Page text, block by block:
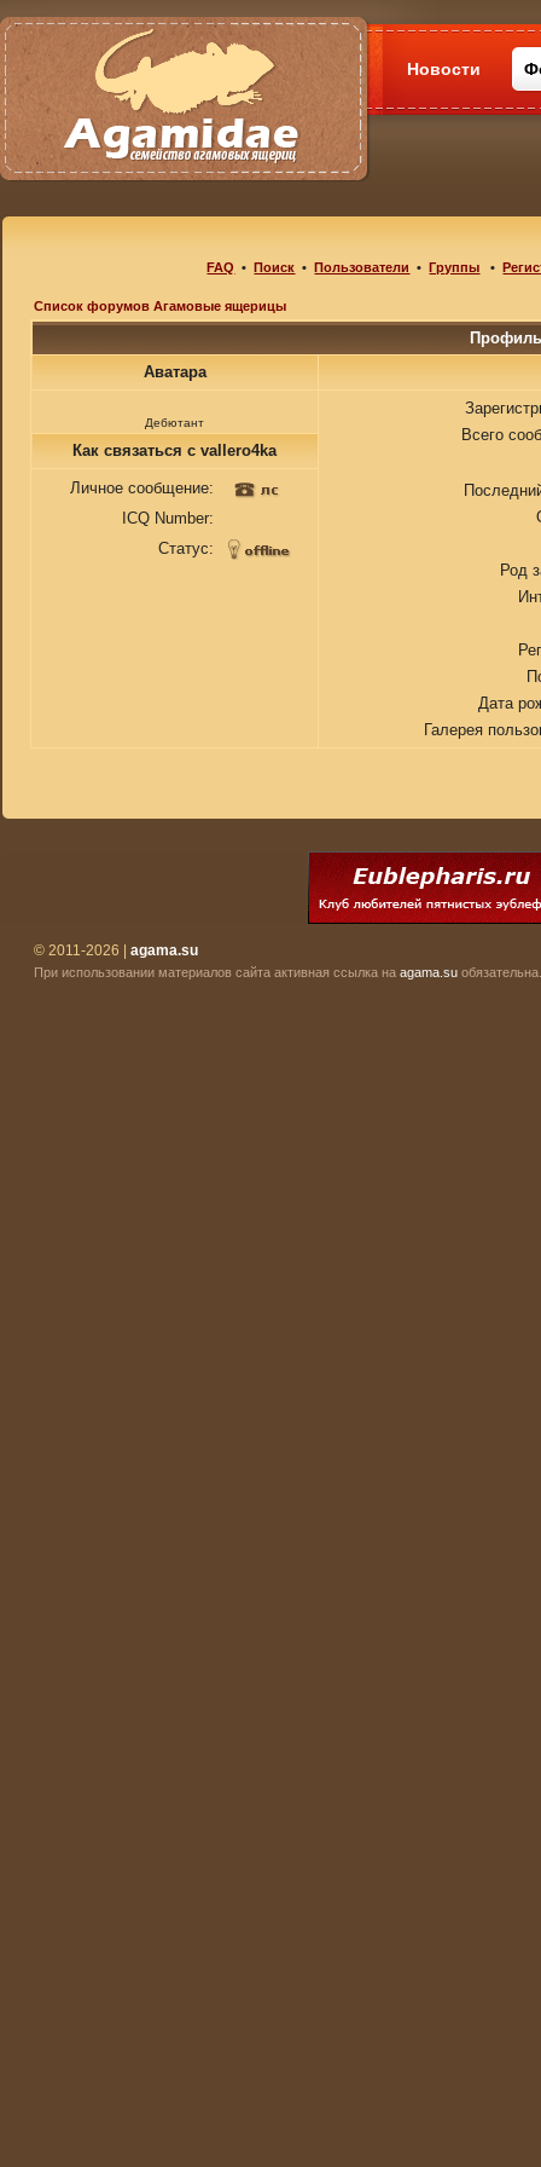
Новости
FAQ •Поиск •Пользователи •Группы •
Список форумов Агамовые ящерицы
Аватара
Дебютант
Всего
Род
Дата
Галерея
Как связаться с vallero4ka
Личное сообщение:
ICQ Number:
Статус:
© 2011-2026 | agama.su
При использовании материалов сайта активная ссылка на agama.su обязательна.